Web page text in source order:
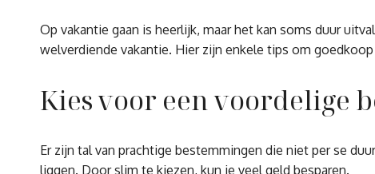
Op vakantie gaan is heerlijk, maar het kan soms duur
welverdiende vakantie. Hier zijn enkele tips om
Kies voor een voordelige
Er zijn tal van prachtige bestemmingen die niet per se
liggen. Door slim te kiezen, kun je veel geld besparen.